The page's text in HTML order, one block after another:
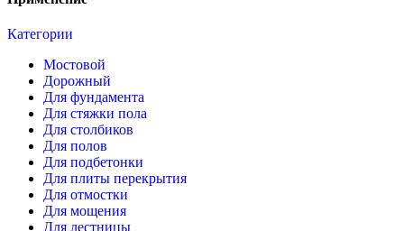
Категории
Мостовой
Дорожный
Для фундамента
Для стяжки пола
Для столбиков
Для полов
Для подбетонки
Для плиты перекрытия
Для отмостки
Для мощения
Для лестницы